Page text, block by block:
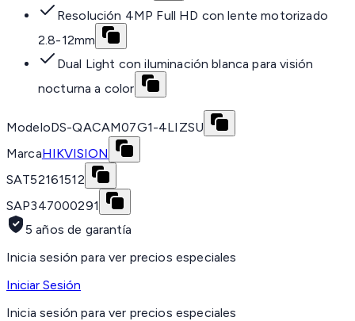
Resolución 4MP Full HD con lente motorizado
2.8-12mm
Dual Light con iluminación blanca para visión
nocturna a color
ModeloDS-QACAM07G1-4LIZSU
MarcaHIKVISION
SAT52161512
SAP347000291
5 años de garantía
Inicia sesión para ver precios especiales
Iniciar Sesión
Inicia sesión para ver precios especiales